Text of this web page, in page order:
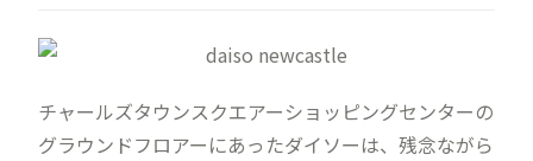
チャールズタウンスクエアーショッピングセンターの
グラウンドフロアーにあったダイソーは、残念ながら